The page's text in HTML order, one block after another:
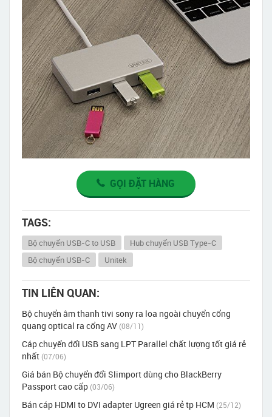
GỌI ĐẶT HÀNG
TAGS:
Bộ chuyển USB-C to USB
Hub chuyển USB Type-C
Bộ chuyển USB-C
Unitek
TIN LIÊN QUAN:
Bộ chuyển âm thanh tivi sony ra loa ngoài chuyển cổng
quang optical ra cổng AV (08/11)
Cáp chuyển đổi USB sang LPT Parallel chất lượng tốt giá rẻ
nhất (07/06)
Giá bán Bộ chuyển đổi Slimport dùng cho BlackBerry
Passport cao cấp (03/06)
Bán cáp HDMI to DVI adapter Ugreen giá rẻ tp HCM (25/12)